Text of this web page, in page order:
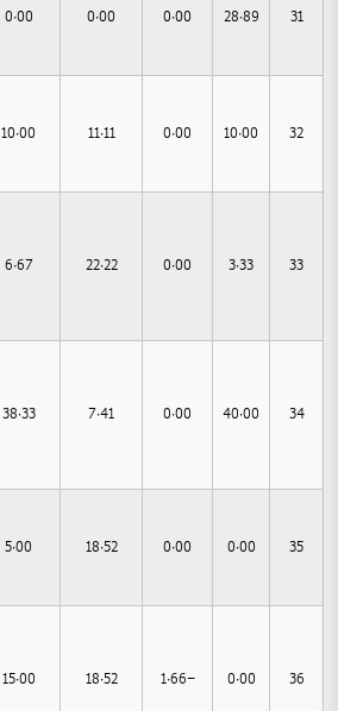
31
28.89
0.00
0.00
0.00
32
10.00
0.00
11.11
10.00
33
3.33
0.00
22.22
6.67
34
40.00
0.00
7.41
38.33
35
0.00
0.00
18.52
5.00
36
0.00
-1.66
18.52
15.00